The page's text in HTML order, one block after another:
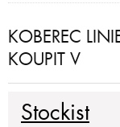
KOBEREC
KOUPIT V
Stockist